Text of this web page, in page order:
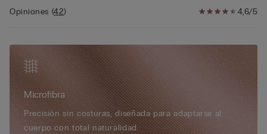
4,6/5
Opiniones (42)
Microfibra
Precisión sin costuras, diseñada para adaptarse al
cuerpo con total naturalidad.